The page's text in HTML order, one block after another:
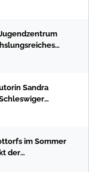
und Jugendliche
Sandra
im Sommer
der